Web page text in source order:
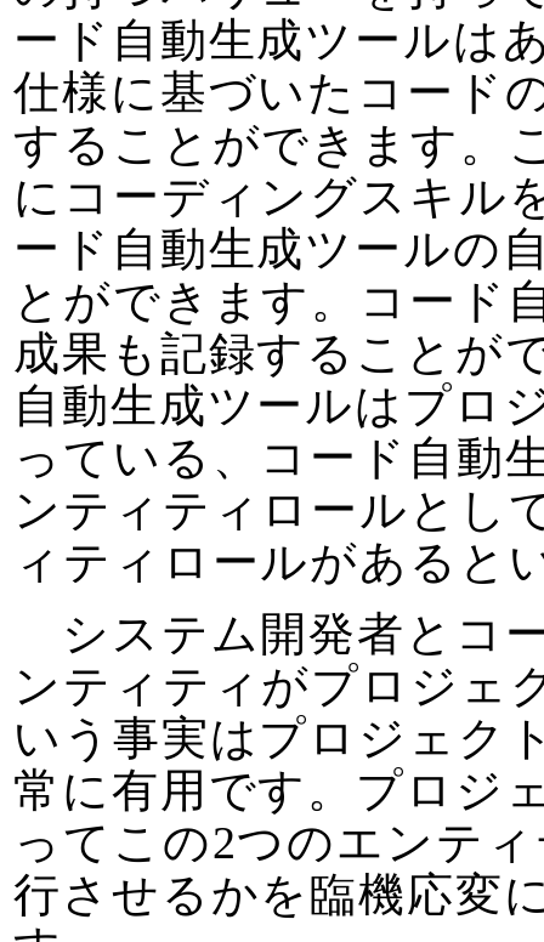
ード自動生成ツールは
仕様に基づいたコード
することができます。
にコーディングスキル
ード自動生成ツールの
とができます。コード
成果も記録することが
自動生成ツールはプロ
っている、コード自動
ンティティロールとし
ィティロールがあると
システム開発者とコ
ンティティがプロジェ
いう事実はプロジェク
常に有用です。プロジ
ってこの2つのエンテ
行させるかを臨機応変